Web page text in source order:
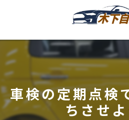
車検の定期点検
ちさせよ